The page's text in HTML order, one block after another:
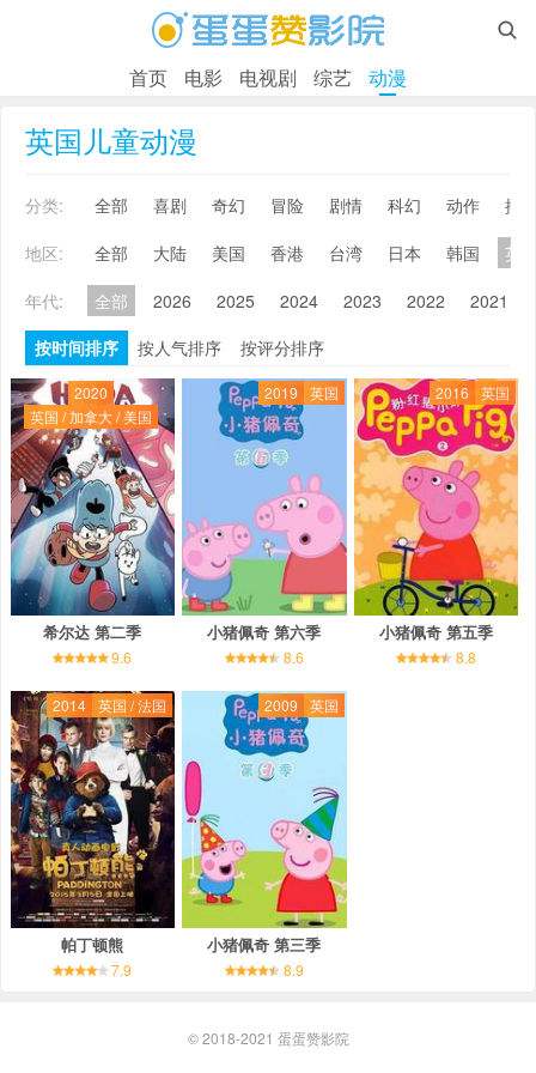

首页 电影 电视剧 综艺 动漫
英国儿童动漫
分类: 全部 喜剧 奇幻 冒险 剧情 科幻 动作
搞
地区:
全部 大陆 美国 香港 台湾 日本 韩国
英
年代:
全部 2026 2025 2024 2023 2022 2021
按时间排序
按人气排序 按评分排序
2020
英国 / 加拿大 / 美国
希尔达 第二季
9.6
2019 英国
小猪佩奇 第六季
8.6
2016 英国
小猪佩奇 第五季
8.8
2014 英国 / 法国
帕丁顿熊
7.9
2009 英国
小猪佩奇 第三季
8.9
© 2018-2021 蛋蛋赞影院